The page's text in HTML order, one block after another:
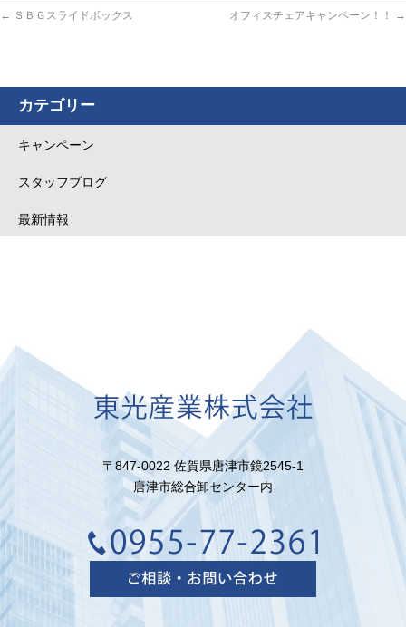
← ＳＢＧスライドボックス オフィスチェアキャンペーン！！ →
カテゴリー
キャンペーン
スタッフブログ
最新情報
〒847-0022 佐賀県唐津市鏡2545-1
唐津市総合卸センター内